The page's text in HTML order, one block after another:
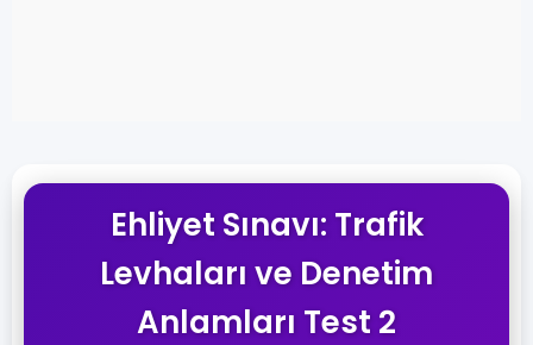
Ehliyet Sınavı: Trafik
Levhaları ve Denetim
Anlamları Test 2